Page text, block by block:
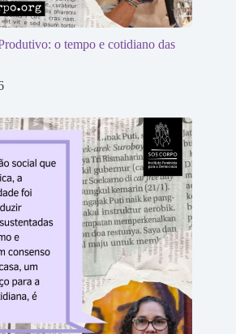
o tempo e cotidiano das